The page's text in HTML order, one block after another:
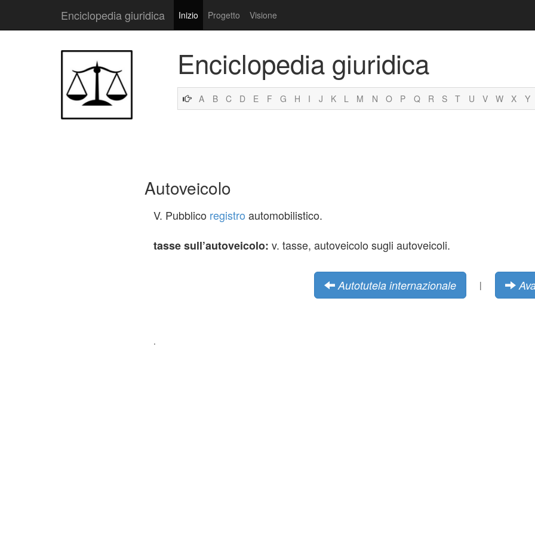
Enciclopedia giuridica Inizio Progetto Visione
Enciclopedia giuridica
A B C D E F G H I J K L M N O P Q R S T U V W X Y
Autoveicolo
V. Pubblico registro automobilistico.
tasse sull’autoveicolo: v. tasse, autoveicolo sugli autoveicoli.
Autotutela internazionale |
.